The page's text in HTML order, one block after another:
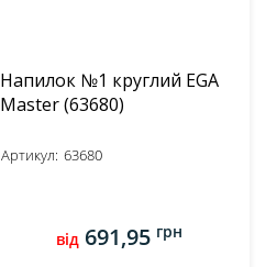
Напилок №1 круглий EGA
Master (63680)
Артикул: 63680
від691,95 грн